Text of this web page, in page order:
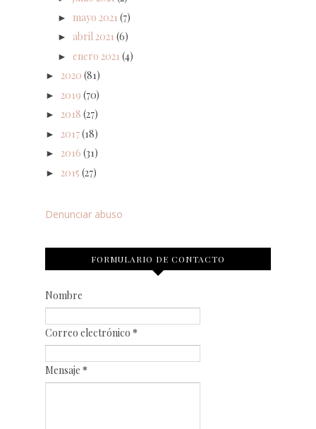
► mayo 2021 (7)
► abril 2021 (6)
► enero 2021 (4)
► 2020 (81)
► 2019 (70)
► 2018 (27)
► 2017(18)
► 2016 (31)
► 2015 (27)
Denunciar abuso
FORMULARIO DE CONTACTO
Nombre
Correo electrónico *
Mensaje *